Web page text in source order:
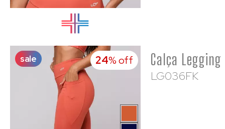
sale 24% off
LG036FK